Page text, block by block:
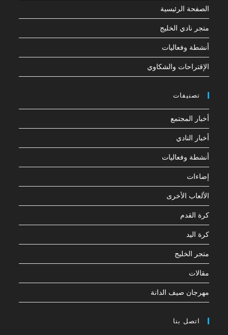
الصفحة الرئيسية
متجر نادي الخليج
أنشطة وفعاليات
الإقتراحات والشكاوي
تصنيفات
أخبار المجتمع
أخبار النادي
أنشطة وفعاليات
إضاءات
الألعاب الأخرى
كرة القدم
كرة اليد
متجر الخليج
مقالات
مهرجان صيف الدانة
اتصل بنا